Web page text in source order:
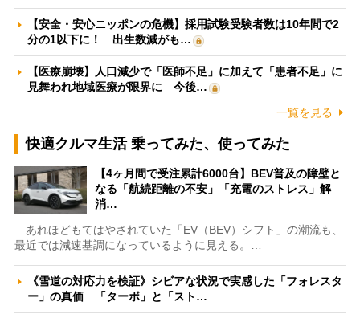
【安全・安心ニッポンの危機】採用試験受験者数は10年間で2
分の1以下に！ 出生数減がも…
【医療崩壊】人口減少で「医師不足」に加えて「患者不足」に
見舞われ地域医療が限界に 今後…
一覧を見る
快適クルマ生活 乗ってみた、使ってみた
【4ヶ月間で受注累計6000台】BEV普及の障壁と
なる「航続距離の不安」「充電のストレス」解
消…
あれほどもてはやされていた「EV（BEV）シフト」の潮流も、
最近では減速基調になっているように見える。…
《雪道の対応力を検証》シビアな状況で実感した「フォレスタ
ー」の真価 「ターボ」と「スト…